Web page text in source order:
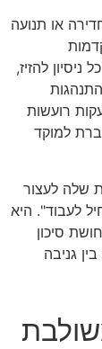
או תנועה
ניסיון להזיז,
רועשות
למוקד
שלה לעצור
לעבוד". היא
סיכון
גניבה